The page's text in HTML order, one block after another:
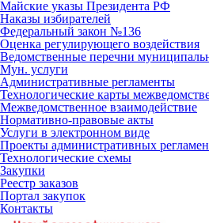
Майские указы Президента РФ
Наказы избирателей
Федеральный закон №136
Оценка регулирующего воздействия
Ведомственные перечни
Мун. услуги
Административные регламенты
Технологические карты
Межведомственное взаимодействие
Нормативно-правовые акты
Услуги в электронном виде
Проекты административных
Технологические схемы
Закупки
Реестр заказов
Портал закупок
Контакты